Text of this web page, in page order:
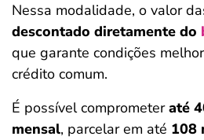
Nessa modalidade, o valor
descontado diretamente do
que garante condições
crédito comum.
É possível comprometeraté
mensal, parcelar em até 108